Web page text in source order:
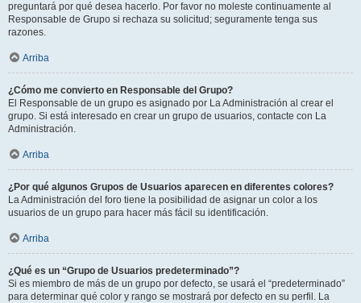
preguntará por qué desea hacerlo. Por favor no moleste continuamente al
Responsable de Grupo si rechaza su solicitud; seguramente tenga sus
razones.
Arriba
¿Cómo me convierto en Responsable del Grupo?
El Responsable de un grupo es asignado por La Administración al crear el
grupo. Si está interesado en crear un grupo de usuarios, contacte con La
Administración.
Arriba
¿Por qué algunos Grupos de Usuarios aparecen en diferentes colores?
La Administración del foro tiene la posibilidad de asignar un color a los
usuarios de un grupo para hacer más fácil su identificación.
Arriba
¿Qué es un “Grupo de Usuarios predeterminado”?
Si es miembro de más de un grupo por defecto, se usará el “predeterminado”
para determinar qué color y rango se mostrará por defecto en su perfil. La